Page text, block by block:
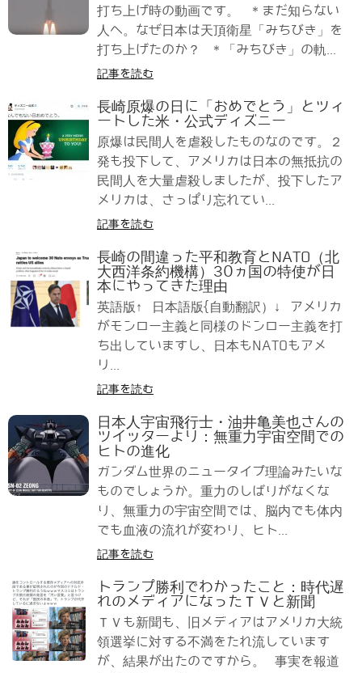
打ち上げ時の動画です。 ＊まだ知らない
人へ。なぜ日本は天頂衛星「みちびき」を
打ち上げたのか？ ＊「みちびき」の軌...
記事を読む
長崎原爆の日に「おめでとう」とツィ
ートした米・公式ディズニー
原爆は民間人を虐殺したものなのです。２
発も投下して、アメリカは日本の無抵抗の
民間人を大量虐殺しましたが、投下したア
メリカは、さっぱり忘れてい...
記事を読む
長崎の間違った平和教育とNATO（北
大西洋条約機構）30ヵ国の特使が日
本にやってきた理由
英語版↑ 日本語版{自動翻訳）↓ アメリカ
がモンロー主義と同様のドンロー主義を打
ち出していますし、日本もNATOもアメ
リ...
記事を読む
日本人宇宙飛行士・油井亀美也さんの
ツイッターより：無重力宇宙空間での
ヒトの進化
ガンダム世界のニュータイプ理論みたいな
ものでしょうか。重力のしばりがなくな
り、無重力の宇宙空間では、脳内でも体内
でも血液の流れが変わり、ヒト...
記事を読む
トランプ勝利でわかったこと：時代遅
れのメディアになったＴＶと新聞
ＴＶも新聞も、旧メディアはアメリカ大統
領選挙に対する不満をたれ流しています
が、結果が出たのですから。 事実を報道